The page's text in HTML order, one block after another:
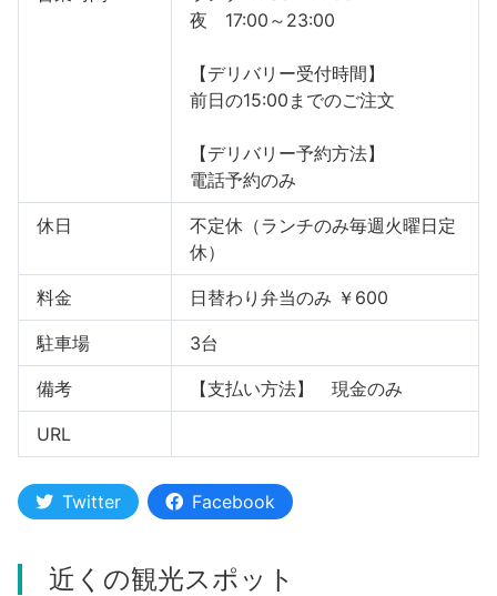
夜 17:00～23:00
【デリバリー受付時間】
前日の15:00までのご注文
【デリバリー予約方法】
電話予約のみ
休日
不定休（ランチのみ毎週火曜日定
休）
料金 日替わり弁当のみ ￥600
駐車場 3台
備考 【支払い方法】 現金のみ
URL
Twitter Facebook
近くの観光スポット